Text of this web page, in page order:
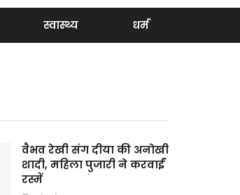
स्वास्थ्य धर्म
वैभव रेखी संग दीया की अनोखी
शादी, महिला पुजारी ने करवाईं
रस्में